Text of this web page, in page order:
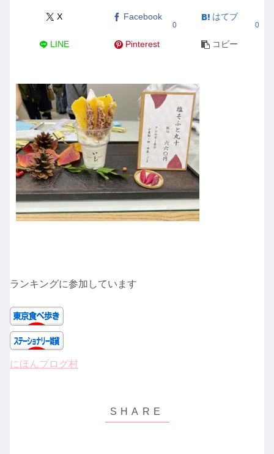
X Facebook
0
はてブ
0
LINE Pinterest コピー
ランキングに参加しています
にほんブログ村